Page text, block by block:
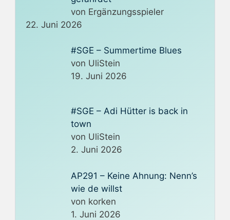
von Ergänzungsspieler
22. Juni 2026
#SGE – Summertime Blues
von UliStein
19. Juni 2026
#SGE – Adi Hütter is back in
town
von UliStein
2. Juni 2026
AP291 – Keine Ahnung: Nenn’s
wie de willst
von korken
1. Juni 2026